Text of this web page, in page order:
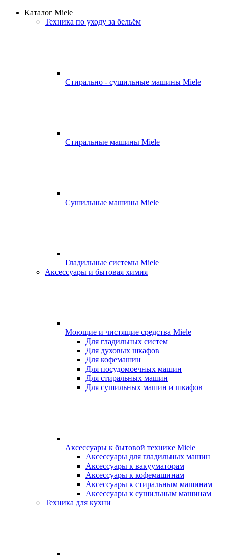
Каталог Miele
Техника по уходу за бельём
Стирально - сушильные машины Miele
Стиральные машины Miele
Сушильные машины Miele
Гладильные системы Miele
Аксессуары и бытовая химия
Моющие и чистящие средства Miele
Для гладильных систем
Для духовых шкафов
Для кофемашин
Для посудомоечных машин
Для стиральных машин
Для сушильных машин и шкафов
Аксессуары к бытовой технике Miele
Аксессуары для гладильных машин
Аксессуары к вакууматорам
Аксессуары к кофемашинам
Аксессуары к стиральным машинам
Аксессуары к сушильным машинам
Техника для кухни